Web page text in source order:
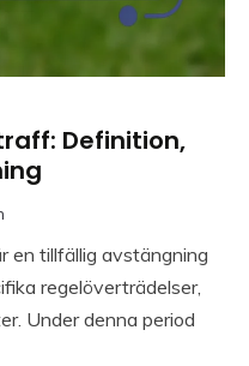
Definition,
en tillfällig avstängning
regelöverträdelser,
Under denna period